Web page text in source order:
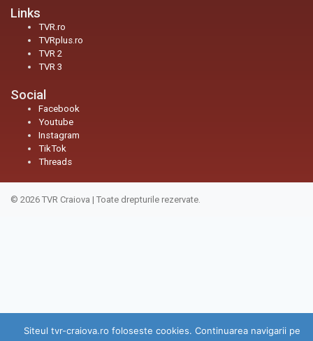
Links
TVR.ro
TVRplus.ro
TVR 2
TVR 3
Social
Facebook
Youtube
Instagram
TikTok
Threads
© 2026 TVR Craiova | Toate drepturile rezervate.
Siteul tvr-craiova.ro foloseste cookies. Continuarea navigarii pe